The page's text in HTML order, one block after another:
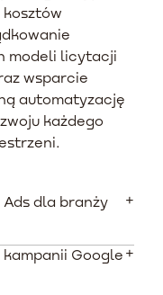
modeli licytacji
wsparcie
automatyzację
każdego
dla branży
mediowy na
Google